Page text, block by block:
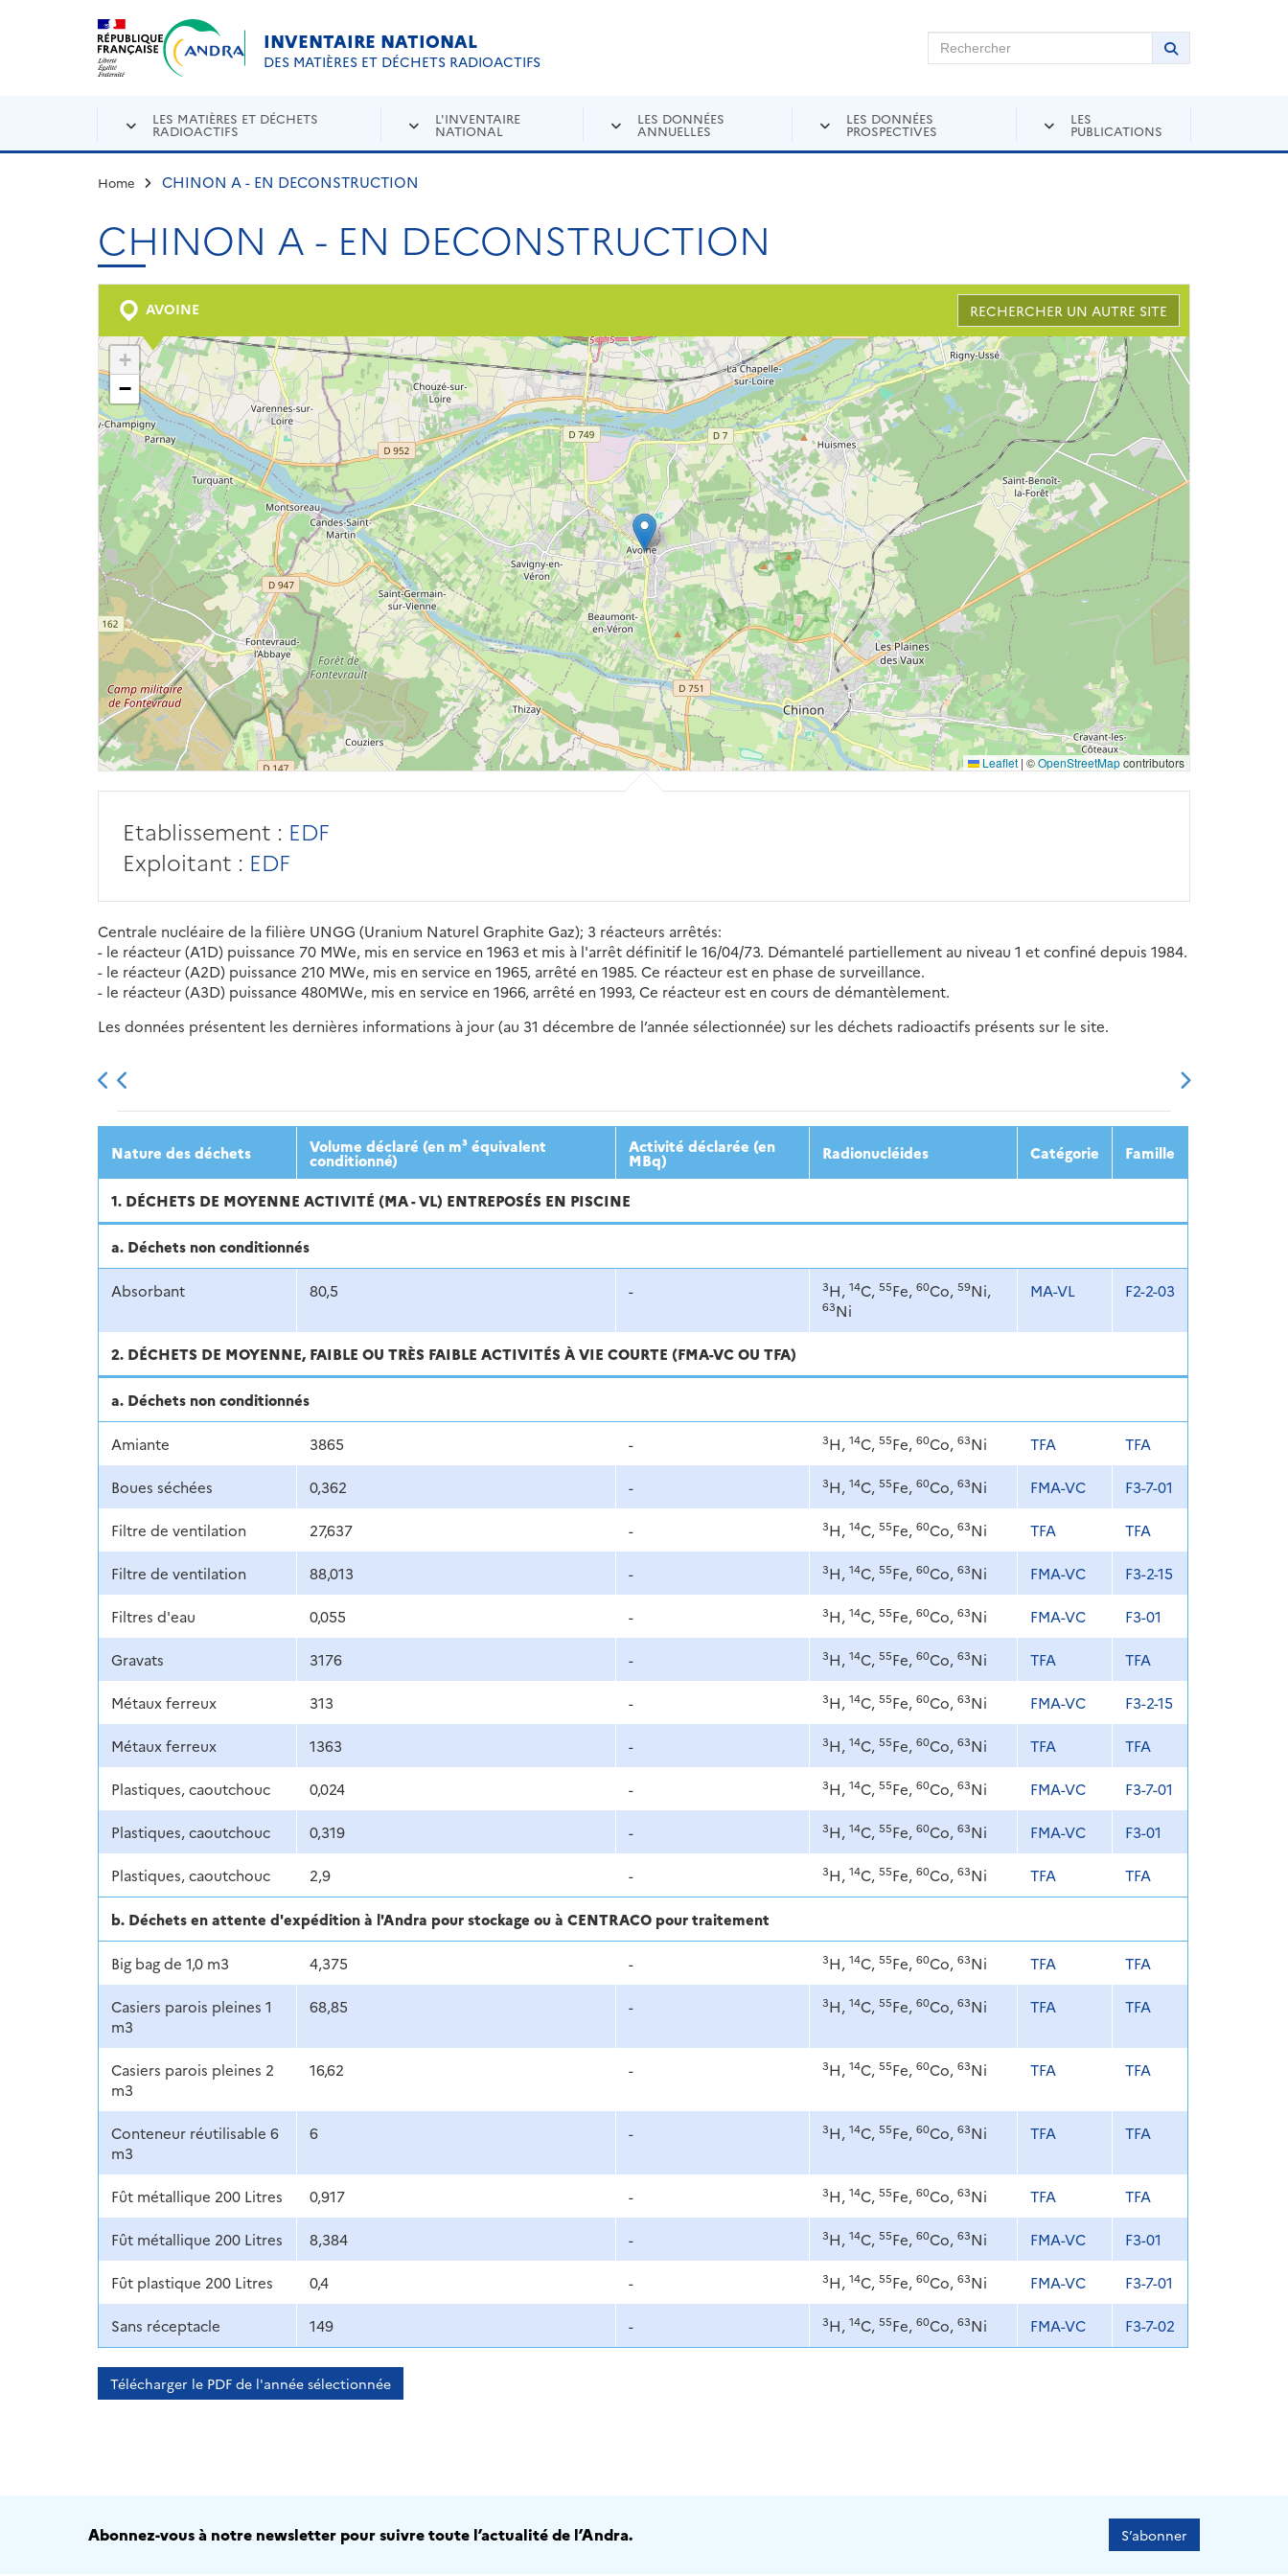
Aller au contenu principal
INVENTAIRE NATIONAL
DES MATIÈRES ET DÉCHETS RADIOACTIFS
Rechercher sur Andra Inventaire Rechercher
Lancer la
LES MATIÈRES ET DÉCHETS
RADIOACTIFS
L'INVENTAIRE
NATIONAL
LES DONNÉES
ANNUELLES
LES DONNÉES
PROSPECTIVES
LES
PUBLICATIONS
Home CHINON A - EN DECONSTRUCTION
CHINON A - EN DECONSTRUCTION
AVOINE RECHERCHER UN AUTRE SITE
+
−
Leaflet | ©OpenStreetMapcontributors
Etablissement : EDF
Exploitant : EDF
Centrale nucléaire de la filière UNGG (Uranium Naturel Graphite Gaz); 3 réacteurs arrêtés:
- le réacteur (A1D) puissance 70 MWe, mis en service en 1963 et mis à l'arrêt définitif le 16/04/73. Démantelé partiellement au niveau 1 et confiné depuis 1984.
- le réacteur (A2D) puissance 210 MWe, mis en service en 1965, arrêté en 1985. Ce réacteur est en phase de surveillance.
- le réacteur (A3D) puissance 480MWe, mis en service en 1966, arrêté en 1993, Ce réacteur est en cours de démantèlement.
Les données présentent les dernières informations à jour (au 31 décembre de l’année sélectionnée) sur les déchets radioactifs présents sur le site.
2013 2014 2015 2016 2017 2018 2019 2020 2021 2022 2023
Nature des déchets Volume déclaré (en m³ équivalent
conditionné)
Activité déclarée (en
MBq) Radionucléides Catégorie Famille
1. DÉCHETS DE MOYENNE ACTIVITÉ (MA - VL) ENTREPOSÉS EN PISCINE
a. Déchets non conditionnés
Absorbant 80,5 - 3H, 14C, 55Fe, 60Co, 59Ni,
63Ni
MA-VL F2-2-03
2. DÉCHETS DE MOYENNE, FAIBLE OU TRÈS FAIBLE ACTIVITÉS À VIE COURTE (FMA-VC OU TFA)
a. Déchets non conditionnés
Amiante 3865 - 3H, 14C, 55Fe, 60Co, 63Ni TFA TFA
Boues séchées 0,362 - 3H, 14C, 55Fe, 60Co, 63Ni FMA-VC F3-7-01
Filtre de ventilation 27,637 - 3H, 14C, 55Fe, 60Co, 63Ni TFA TFA
Filtre de ventilation 88,013 - 3H, 14C, 55Fe, 60Co, 63Ni FMA-VC F3-2-15
Filtres d'eau 0,055 - 3H, 14C, 55Fe, 60Co, 63Ni FMA-VC F3-01
Gravats 3176 - 3H, 14C, 55Fe, 60Co, 63Ni TFA TFA
Métaux ferreux 313 - 3H, 14C, 55Fe, 60Co, 63Ni FMA-VC F3-2-15
Métaux ferreux 1363 - 3H, 14C, 55Fe, 60Co, 63Ni TFA TFA
Plastiques, caoutchouc 0,024 - 3H, 14C, 55Fe, 60Co, 63Ni FMA-VC F3-7-01
Plastiques, caoutchouc 0,319 - 3H, 14C, 55Fe, 60Co, 63Ni FMA-VC F3-01
Plastiques, caoutchouc 2,9 - 3H, 14C, 55Fe, 60Co, 63Ni TFA TFA
b. Déchets en attente d'expédition à l'Andra pour stockage ou à CENTRACO pour traitement
Big bag de 1,0 m3 4,375 - 3H, 14C, 55Fe, 60Co, 63Ni TFA TFA
Casiers parois pleines 1
m3
68,85 - 3H, 14C, 55Fe, 60Co, 63Ni TFA TFA
Casiers parois pleines 2
m3
16,62 - 3H, 14C, 55Fe, 60Co, 63Ni TFA TFA
Conteneur réutilisable 6
m3
6 - 3H, 14C, 55Fe, 60Co, 63Ni TFA TFA
Fût métallique 200 Litres 0,917 - 3H, 14C, 55Fe, 60Co, 63Ni TFA TFA
Fût métallique 200 Litres 8,384 - 3H, 14C, 55Fe, 60Co, 63Ni FMA-VC F3-01
Fût plastique 200 Litres 0,4 - 3H, 14C, 55Fe, 60Co, 63Ni FMA-VC F3-7-01
Sans réceptacle 149 - 3H, 14C, 55Fe, 60Co, 63Ni FMA-VC F3-7-02
Télécharger le PDF de l'année sélectionnée
Abonnez-vous à notre newsletter pour suivre toute l’actualité de l’Andra. S’abonner